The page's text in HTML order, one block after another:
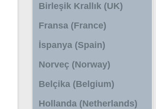
Birleşik Krallık (UK)
Fransa (France)
İspanya (Spain)
Norveç (Norway)
Belçika (Belgium)
Hollanda (Netherlands)